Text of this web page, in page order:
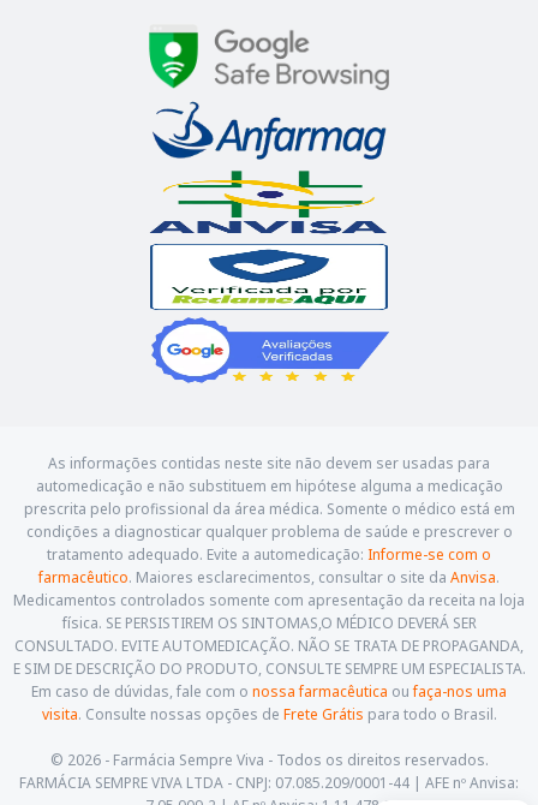
As informações contidas neste site não devem ser usadas para
automedicação e não substituem em hipótese alguma a medicação
prescrita pelo profissional da área médica. Somente o médico está em
condições a diagnosticar qualquer problema de saúde e prescrever o
tratamento adequado. Evite a automedicação: Informe-se com o
farmacêutico. Maiores esclarecimentos, consultar o site da Anvisa.
Medicamentos controlados somente com apresentação da receita na loja
física. SE PERSISTIREM OS SINTOMAS,O MÉDICO DEVERÁ SER
CONSULTADO. EVITE AUTOMEDICAÇÃO. NÃO SE TRATA DE PROPAGANDA,
E SIM DE DESCRIÇÃO DO PRODUTO, CONSULTE SEMPRE UM ESPECIALISTA.
Em caso de dúvidas, fale com o nossa farmacêutica oufaça-nos uma
visita. Consulte nossas opções de Frete Grátis para todo o Brasil.
© 2026 - Farmácia Sempre Viva - Todos os direitos reservados.
FARMÁCIA SEMPRE VIVA LTDA - CNPJ: 07.085.209/0001-44 | AFE nº Anvisa: